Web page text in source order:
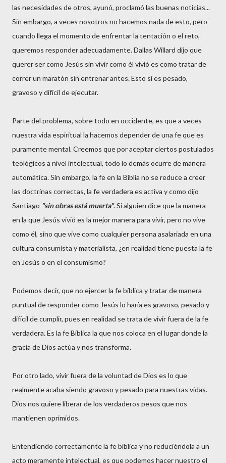
las necesidades de otros, ayunó, proclamó las buenas noticias...
Sin embargo, a veces nosotros no hacemos nada de esto, pero
cuando llega el momento de enfrentar la tentación o el reto,
queremos responder adecuadamente. Dallas Willard dijo que
querer ser como Jesús sin vivir como él vivió es como tratar de
correr un maratón sin entrenar antes. Esto si es pesado,
gravoso y difícil de ejecutar.
Parte del problema, sobre todo en occidente, es que a veces
nuestra vida espiritual la hacemos depender de una fe que es
puramente mental. Creemos que por aceptar ciertos postulados
teológicos a nivel intelectual, todo lo demás ocurre de manera
automática. Sin embargo, la fe en la Biblia no se reduce a creer
las doctrinas correctas, la fe verdadera es activa y como dijo
Santiago "sin obras está muerta". Si alguien dice que la manera
en la que Jesús vivió es la mejor manera para vivir, pero no vive
como él, sino que vive como cualquier persona asalariada en una
cultura consumista y materialista, ¿en realidad tiene puesta la fe
en Jesús o en el consumismo?
Podemos decir, que no ejercer la fe bíblica y tratar de manera
puntual de responder como Jesús lo haría es gravoso, pesado y
difícil de cumplir, pues en realidad se trata de vivir fuera de la fe
verdadera. Es la fe Bíblica la que nos coloca en el lugar donde la
gracia de Dios actúa y nos transforma.
Por otro lado, vivir fuera de la voluntad de Dios es lo que
realmente acaba siendo gravoso y pesado para nuestras vidas.
Dios nos quiere liberar de los verdaderos pesos que nos
mantienen oprimidos.
Entendiendo correctamente la fe bíblica y no reduciéndola a un
acto meramente intelectual, es que podemos hacer nuestro el